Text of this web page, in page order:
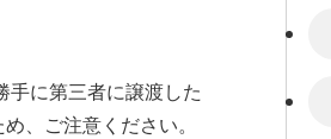
に第三者に譲渡した
、ご注意ください。